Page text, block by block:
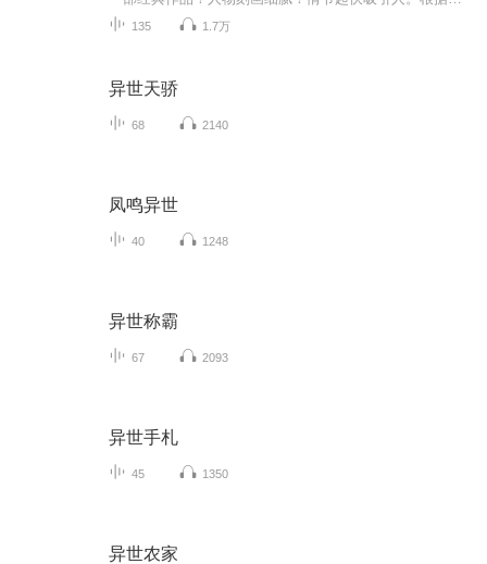
135 1.7万
异世天骄
68 2140
凤鸣异世
40 1248
异世称霸
67 2093
异世手札
45 1350
异世农家